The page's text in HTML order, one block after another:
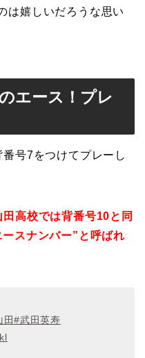
は嬉しいだろうな思い
エース！プレ
号7をつけてプレーし
高校では背番号10と同
スナンバー”と呼ばれ
田#武田英寿